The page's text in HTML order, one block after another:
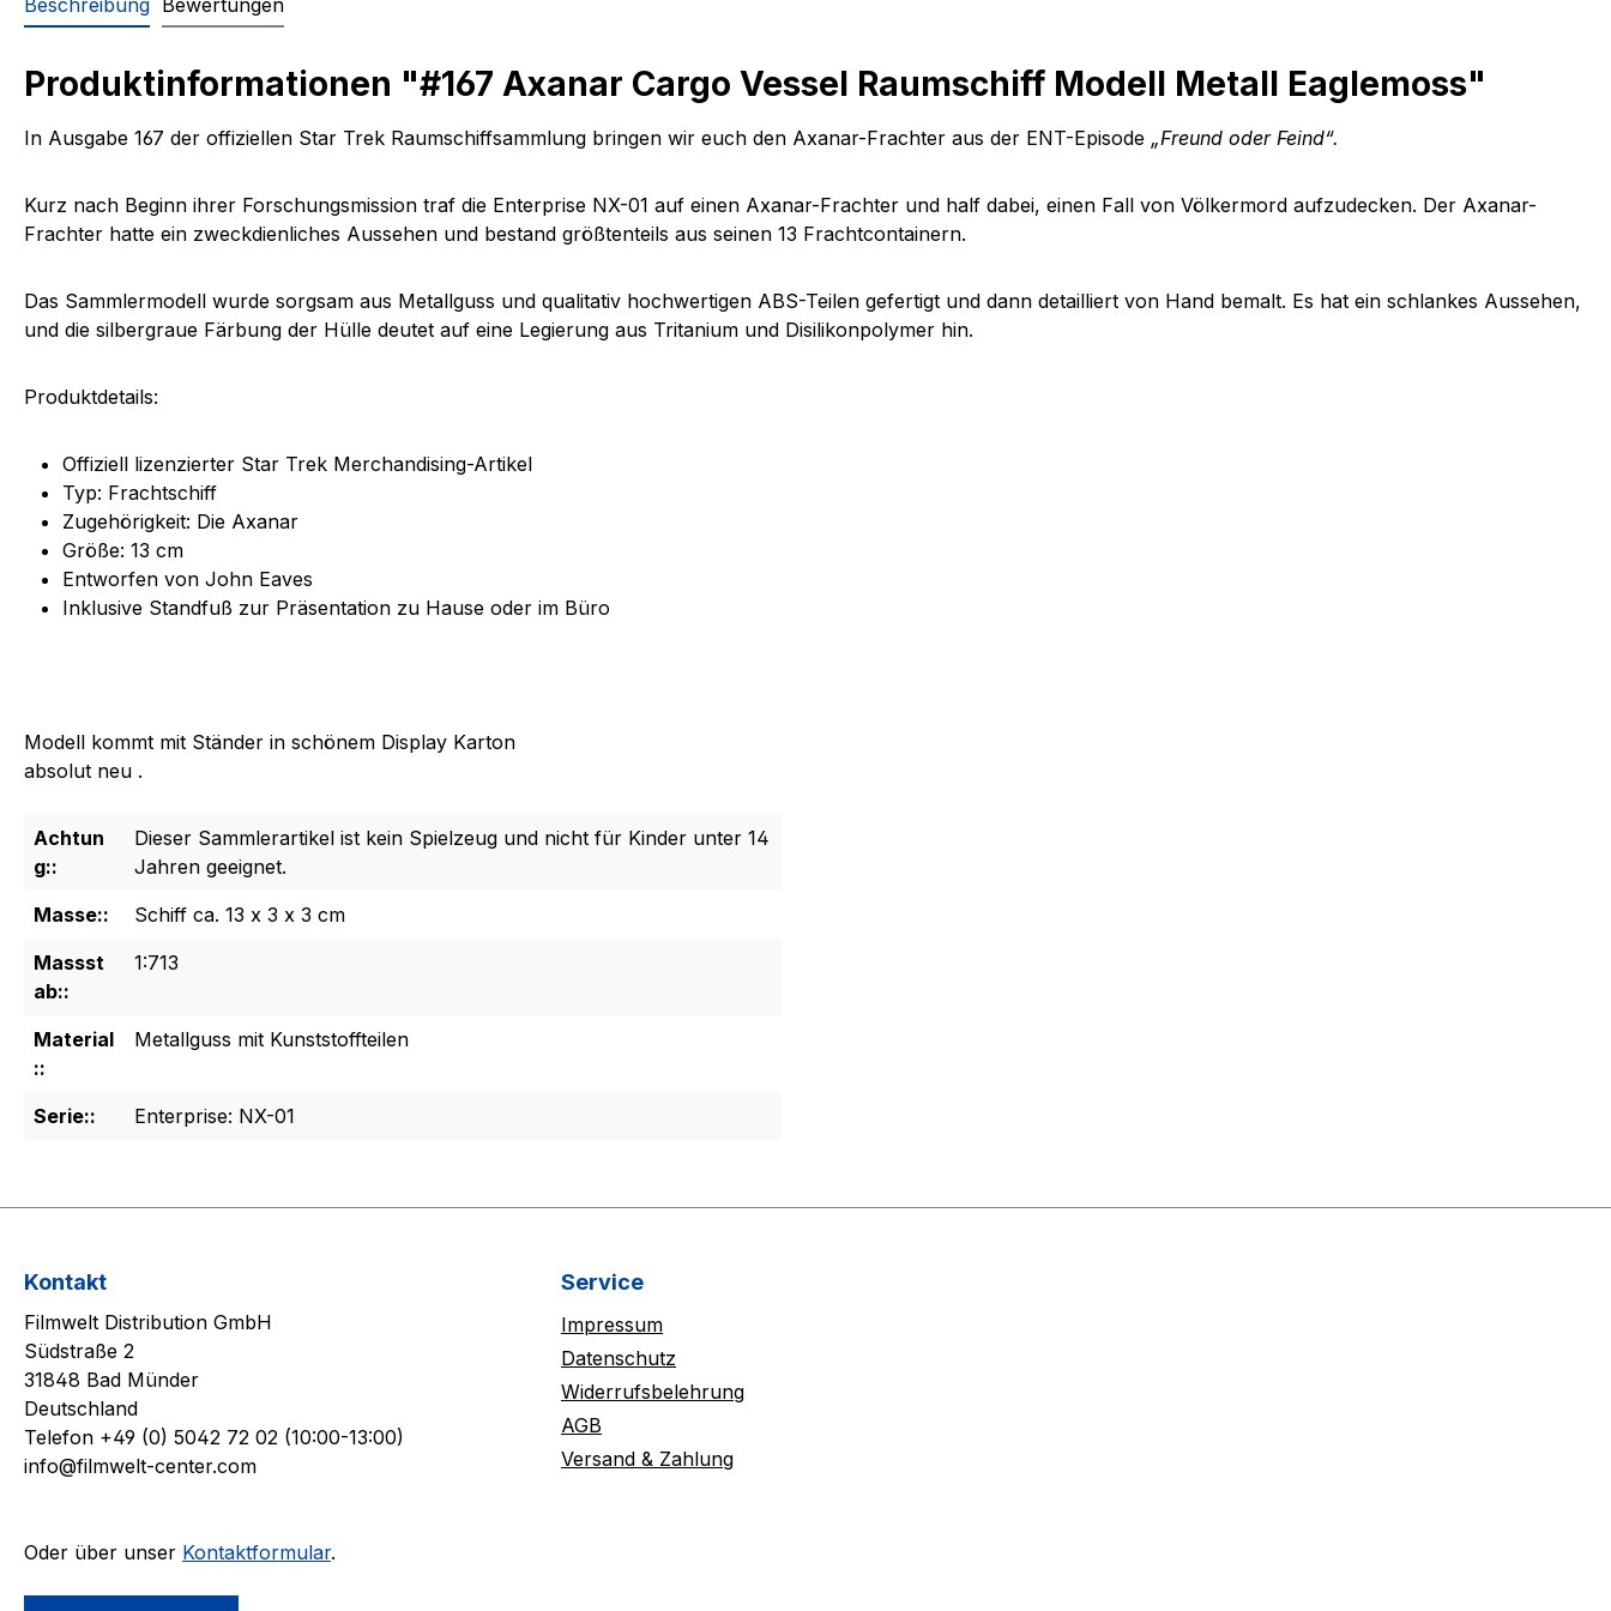
Beschreibung Bewertungen
Produktinformationen "#167 Axanar Cargo Vessel Raumschiff Modell Metall Eaglemoss"
In Ausgabe 167 der offiziellen Star Trek Raumschiffsammlung bringen wir euch den Axanar-Frachter aus der ENT-Episode „Freund oder Feind“.
Kurz nach Beginn ihrer Forschungsmission traf die Enterprise NX-01 auf einen Axanar-Frachter und half dabei, einen Fall von Völkermord aufzudecken. Der Axanar-
Frachter hatte ein zweckdienliches Aussehen und bestand größtenteils aus seinen 13 Frachtcontainern.
Das Sammlermodell wurde sorgsam aus Metallguss und qualitativ hochwertigen ABS-Teilen gefertigt und dann detailliert von Hand bemalt. Es hat ein schlankes Aussehen,
und die silbergraue Färbung der Hülle deutet auf eine Legierung aus Tritanium und Disilikonpolymer hin.
Produktdetails:
Offiziell lizenzierter Star Trek Merchandising-Artikel
Typ: Frachtschiff
Zugehörigkeit: Die Axanar
Größe: 13 cm
Entworfen von John Eaves
Inklusive Standfuß zur Präsentation zu Hause oder im Büro
Modell kommt mit Ständer in schönem Display Karton
absolut neu .
Achtun
g::
Dieser Sammlerartikel ist kein Spielzeug und nicht für Kinder unter 14
Jahren geeignet.
Masse::
Schiff ca. 13 x 3 x 3 cm
Massst
ab::
1:713
Material
::
Metallguss mit Kunststoffteilen
Serie:: Enterprise: NX-01
Kontakt
Filmwelt Distribution GmbH
Südstraße 2
31848 Bad Münder
Deutschland
Telefon +49 (0) 5042 72 02 (10:00-13:00)
info@filmwelt-center.com
Oder über unser Kontaktformular.
Service
Impressum
Datenschutz
Widerrufsbelehrung
AGB
Versand & Zahlung